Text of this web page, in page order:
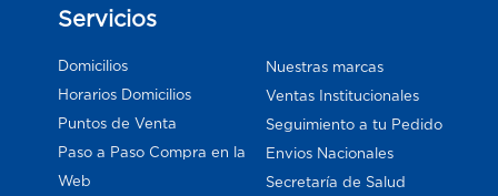
Servicios
Domicilios
Horarios Domicilios
Puntos de Venta
Paso a Paso Compra en la
Web
Nuestras marcas
Ventas Institucionales
Seguimiento a tu Pedido
Envios Nacionales
Secretaría de Salud